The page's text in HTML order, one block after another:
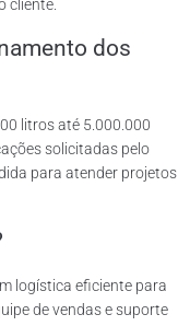
cliente.
dos
litros até 5.000.000
solicitadas pelo
para atender projetos
logística eficiente para
de vendas e suporte